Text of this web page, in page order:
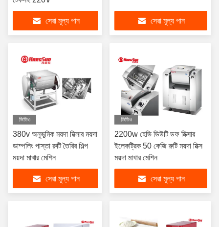
সেরা মূল্য পান সেরা মূল্য পান
ভিডিও
380v অনুভূমিক ময়দা মিক্সার ময়দা
ডাম্পলিং পাস্তা রুটি তৈরির শিল্প
ময়দা মাখার মেশিন
সেরা মূল্য পান
ভিডিও
2200w হেভি ডিউটি ​​ডফ মিক্সার
ইলেকট্রিক 50 কেজি রুটি ময়দা মিক্স
ময়দা মাখার মেশিন
সেরা মূল্য পান